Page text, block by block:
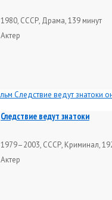
1980, СССР, Драма, 139 минут
Актер
Следствие ведут знатоки
1979–2003, СССР, Криминал,
Актер